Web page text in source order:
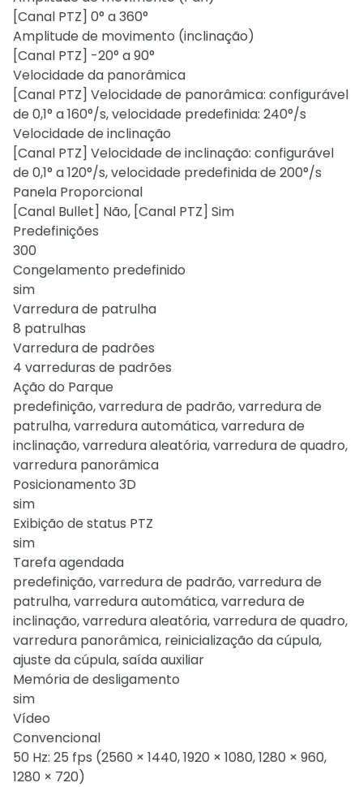
[Canal PTZ] 0° a 360°
Amplitude de movimento (inclinação)
[Canal PTZ] -20° a 90°
Velocidade da panorâmica
[Canal PTZ] Velocidade de panorâmica: configurável
de 0,1° a 160°/s, velocidade predefinida: 240°/s
Velocidade de inclinação
[Canal PTZ] Velocidade de inclinação: configurável
de 0,1° a 120°/s, velocidade predefinida de 200°/s
Panela Proporcional
[Canal Bullet] Não, [Canal PTZ] Sim
Predefinições
300
Congelamento predefinido
sim
Varredura de patrulha
8 patrulhas
Varredura de padrões
4 varreduras de padrões
Ação do Parque
predefinição, varredura de padrão, varredura de
patrulha, varredura automática, varredura de
inclinação, varredura aleatória, varredura de quadro,
varredura panorâmica
Posicionamento 3D
sim
Exibição de status PTZ
sim
Tarefa agendada
predefinição, varredura de padrão, varredura de
patrulha, varredura automática, varredura de
inclinação, varredura aleatória, varredura de quadro,
varredura panorâmica, reinicialização da cúpula,
ajuste da cúpula, saída auxiliar
Memória de desligamento
sim
Vídeo
Convencional
50 Hz: 25 fps (2560 × 1440, 1920 × 1080, 1280 × 960,
1280 × 720)